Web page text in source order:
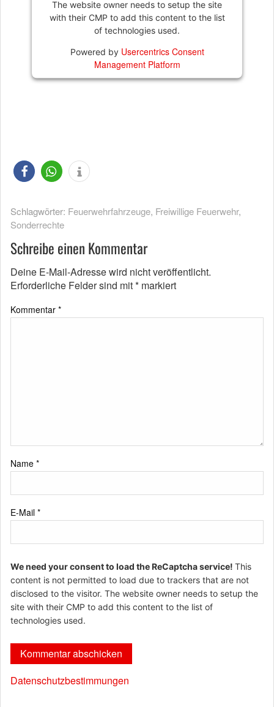
The website owner needs to setup the site
with their CMP to add this content to the list
of technologies used.
Powered by Usercentrics Consent
Management Platform
Schlagwörter: Feuerwehrfahrzeuge, Freiwillige Feuerwehr,
Sonderrechte
Schreibe einen Kommentar
Deine E-Mail-Adresse wird nicht veröffentlicht.
Erforderliche Felder sind mit* markiert
Kommentar *
Name *
E-Mail *
We need your consent to load the ReCaptcha service! This
content is not permitted to load due to trackers that are not
disclosed to the visitor. The website owner needs to setup the
site with their CMP to add this content to the list of
technologies used.
Datenschutzbestimmungen